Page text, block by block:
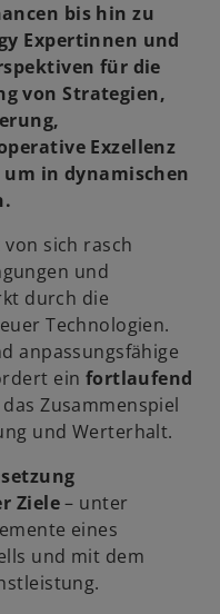
bis hin zu
Expertinnen und
für die
von Strategien,
Exzellenz
in dynamischen
sich rasch
und
durch die
Technologien.
anpassungsfähige
ein fortlaufend
Zusammenspiel
und Werterhalt.
Ziele– unter
eines
und mit dem